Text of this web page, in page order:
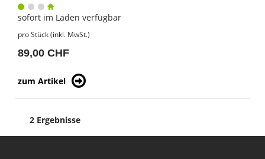
sofort im Laden verfügbar
pro Stück (inkl. MwSt.)
89,00 CHF
zum Artikel
2 Ergebnisse